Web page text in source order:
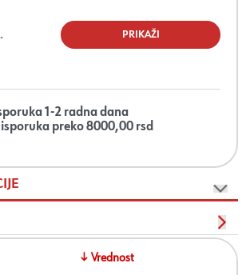
PRIKAŽI
1-2 radna dana
preko 8000,00 rsd
↓ Vrednost